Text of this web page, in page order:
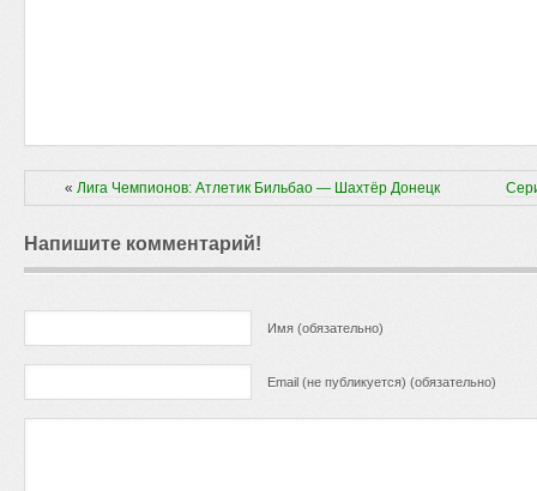
« Лига Чемпионов: Атлетик Бильбао — Шахтёр Донецк
Напишите комментарий!
Имя (обязательно)
Email (не публикуется) (обязательно)